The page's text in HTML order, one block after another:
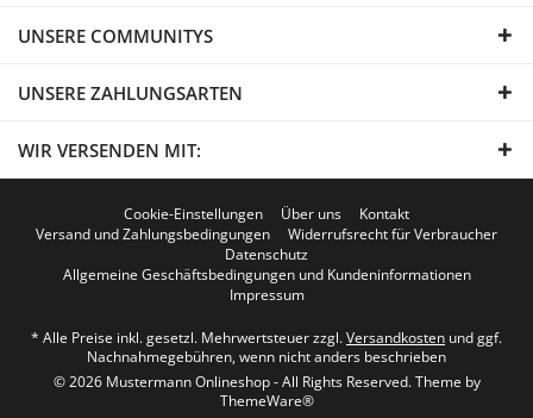
UNSERE COMMUNITYS
UNSERE ZAHLUNGSARTEN
WIR VERSENDEN MIT:
Cookie-Einstellungen Über uns
Kontakt
Versand und Zahlungsbedingungen
Widerrufsrecht für Verbraucher
Datenschutz
Allgemeine Geschäftsbedingungen und Kundeninformationen
Impressum
* Alle Preise inkl. gesetzl. Mehrwertsteuer zzgl.Versandkosten und ggf.
Nachnahmegebühren, wenn nicht anders beschrieben
© 2026 Mustermann Onlineshop - All Rights Reserved. Theme by
ThemeWare®